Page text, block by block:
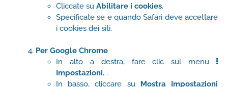
Cliccate su Abilitare i cookies.
Specificate se e quando Safari deve accettare
i cookies dei siti.
Per Google Chrome
In alto a destra, fare clic sul menu
Impostazioni. .
In basso, cliccare su Mostra Impostazioni